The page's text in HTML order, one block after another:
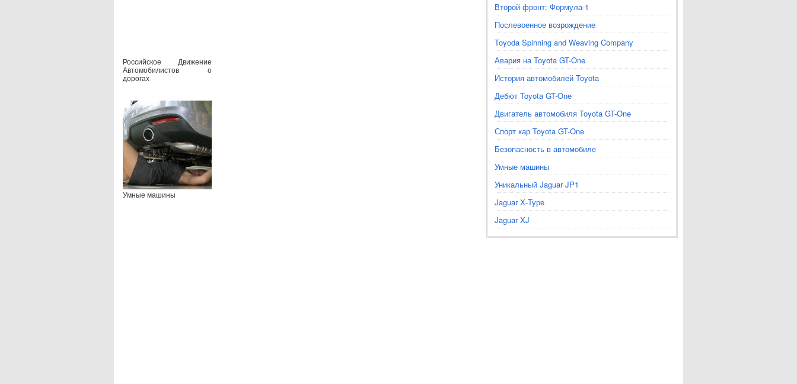
Российское Движение
Автомобилистов о
дорогах
Умные машины
Второй фронт: Формула-1
Послевоенное возрождение
Toyoda Spinning and Weaving Company
Авария на Toyota GT-One
История автомобилей Toyota
Дебют Toyota GT-One
Двигатель автомобиля Toyota GT-One
Спорт кар Toyota GT-One
Безопасность в автомобиле
Умные машины
Уникальный Jaguar JP1
Jaguar Х-Туре
Jaguar XJ